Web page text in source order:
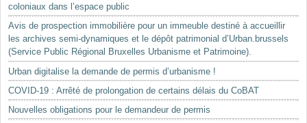
coloniaux dans l’espace public
Avis de prospection immobilière pour un immeuble destiné à accueillir
les archives semi-dynamiques et le dépôt patrimonial d’Urban.brussels
(Service Public Régional Bruxelles Urbanisme et Patrimoine).
Urban digitalise la demande de permis d’urbanisme !
COVID-19 : Arrêté de prolongation de certains délais du CoBAT
Nouvelles obligations pour le demandeur de permis